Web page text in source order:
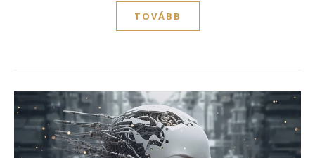
TOVÁBB